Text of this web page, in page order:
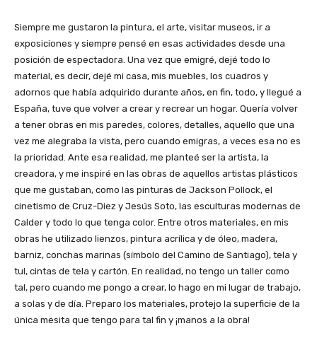
Siempre me gustaron la pintura, el arte, visitar museos, ir a
exposiciones y siempre pensé en esas actividades desde una
posición de espectadora. Una vez que emigré, dejé todo lo
material, es decir, dejé mi casa, mis muebles, los cuadros y
adornos que había adquirido durante años, en fin, todo, y llegué a
España, tuve que volver a crear y recrear un hogar. Quería volver
a tener obras en mis paredes, colores, detalles, aquello que una
vez me alegraba la vista, pero cuando emigras, a veces esa no es
la prioridad. Ante esa realidad, me planteé ser la artista, la
creadora, y me inspiré en las obras de aquellos artistas plásticos
que me gustaban, como las pinturas de Jackson Pollock, el
cinetismo de Cruz-Diez y Jesús Soto, las esculturas modernas de
Calder y todo lo que tenga color. Entre otros materiales, en mis
obras he utilizado lienzos, pintura acrílica y de óleo, madera,
barniz, conchas marinas (símbolo del Camino de Santiago), tela y
tul, cintas de tela y cartón. En realidad, no tengo un taller como
tal, pero cuando me pongo a crear, lo hago en mi lugar de trabajo,
a solas y de día. Preparo los materiales, protejo la superficie de la
única mesita que tengo para tal fin y ¡manos a la obra!